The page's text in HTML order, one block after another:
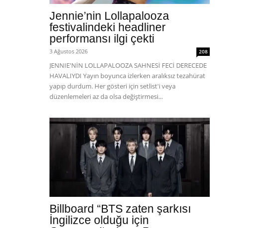
Jennie’nin Lollapalooza
festivalindeki headliner
performansı ilgi çekti
3 Ağustos 2026 208
JENNIE'NİN LOLLAPALOOZA SAHNESİ FECİ DERECEDE
HAVALIYDI Yayın boyunca izlerken aralıksız tezahürat
yapıp durdum. Her gösteri için setlist'i veya
düzenlemeleri az da olsa değiştirmesi...
Billboard “BTS zaten şarkısı
İngilizce olduğu için